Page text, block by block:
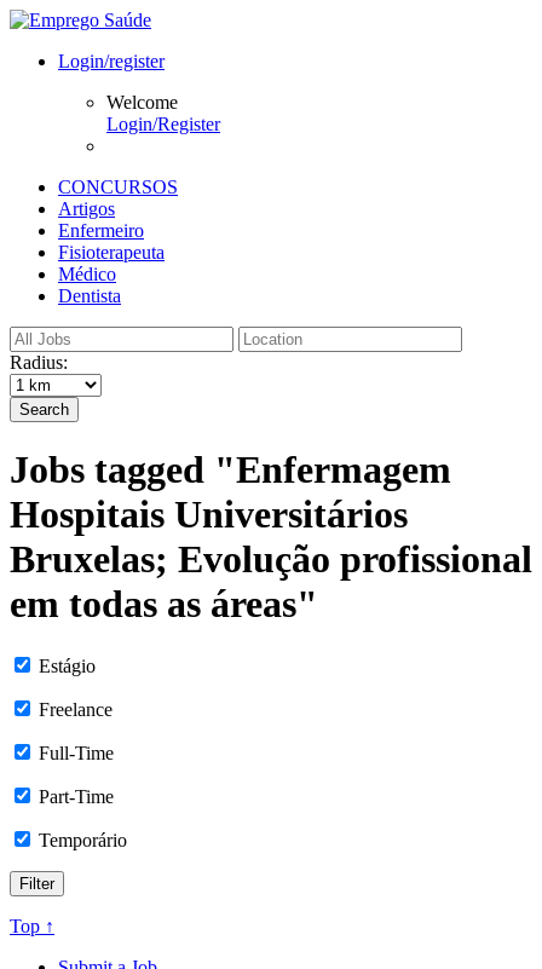
Login/register
Welcome
Login/Register
CONCURSOS
Artigos
Enfermeiro
Fisioterapeuta
Médico
Dentista
Radius:
Search
Jobs tagged "Enfermagem
Hospitais Universitários
Bruxelas; Evolução profissional
em todas as áreas"
Estágio
Freelance
Full-Time
Part-Time
Temporário
Top ↑